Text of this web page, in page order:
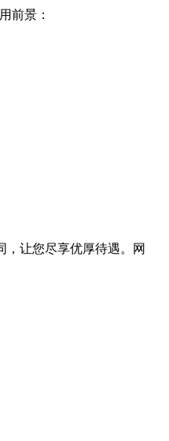
前景：
让您尽享优厚待遇。网